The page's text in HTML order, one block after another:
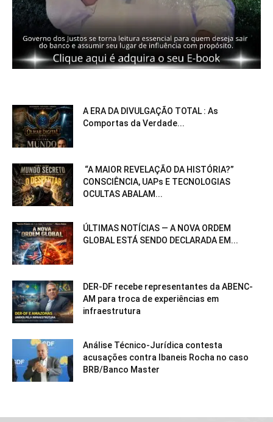
A ERA DA DIVULGAÇÃO TOTAL : As
Comportas da Verdade...
“A MAIOR REVELAÇÃO DA HISTÓRIA?”
CONSCIÊNCIA, UAPs E TECNOLOGIAS
OCULTAS ABALAM...
ÚLTIMAS NOTÍCIAS — A NOVA ORDEM
GLOBAL ESTÁ SENDO DECLARADA EM...
DER-DF recebe representantes da ABENC-
AM para troca de experiências em
infraestrutura
Análise Técnico-Jurídica contesta
acusações contra Ibaneis Rocha no caso
BRB/Banco Master